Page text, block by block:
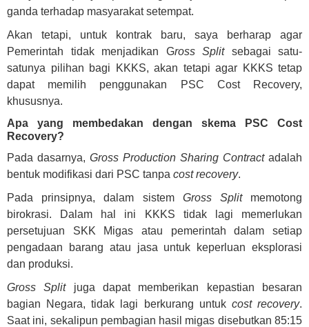
ganda terhadap masyarakat setempat.
Akan tetapi, untuk kontrak baru, saya berharap agar
Pemerintah tidak menjadikan Gross Splitsebagai satu-
satunya pilihan bagi KKKS, akan tetapi agar KKKS tetap
dapat memilih penggunakan PSC Cost Recovery,
khususnya.
Apa yang membedakan dengan skema PSC Cost
Recovery?
Pada dasarnya, Gross Production Sharing Contract adalah
bentuk modifikasi dari PSC tanpa cost recovery.
Pada prinsipnya, dalam sistem Gross Splitmemotong
birokrasi. Dalam hal ini KKKS tidak lagi memerlukan
persetujuan SKK Migas atau pemerintah dalam setiap
pengadaan barang atau jasa untuk keperluan eksplorasi
dan produksi.
Gross Splitjuga dapat memberikan kepastian besaran
bagian Negara, tidak lagi berkurang untuk cost recovery.
Saat ini, sekalipun pembagian hasil migas disebutkan 85:15